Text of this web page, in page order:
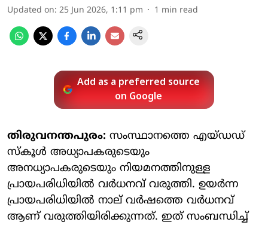
Updated on: 25 Jun 2026, 1:11 pm 1 min read
Add as a preferred source
on Google
തിരുവനന്തപുരം: സംസ്ഥാനത്തെ എയ്ഡഡ്
സ്കൂൾ അധ്യാപകരുടെയും
അനധ്യാപകരുടെയും നിയമനത്തിനുള്ള
പ്രായപരിധിയിൽ വർധനവ് വരുത്തി. ഉയർന്ന
പ്രായപരിധിയിൽ നാല് വർഷത്തെ വർധനവ്
ആണ് വരുത്തിയിരിക്കുന്നത്. ഇത് സംബന്ധിച്ച്